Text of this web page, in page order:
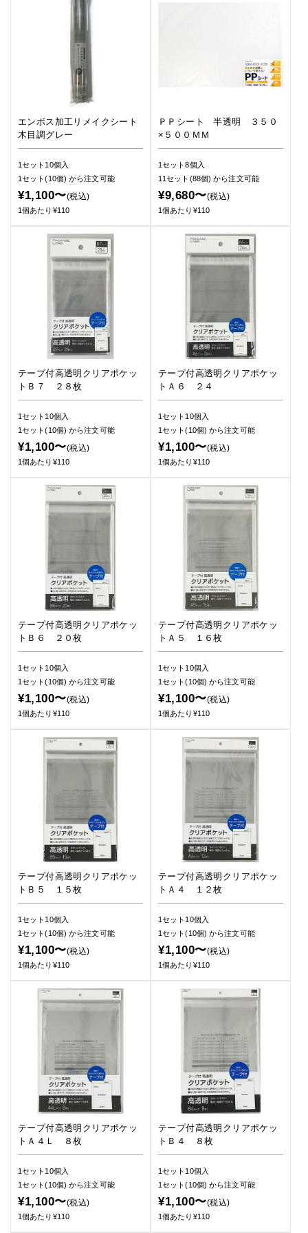
エンボス加工リメイクシート
木目調グレー
1セット10個入
1セット(10個)から注文可能
¥1,100〜(税込)
1個あたり¥110
ＰＰシート 半透明 ３５０
×５００ＭＭ
1セット8個入
11セット(88個)から注文可能
¥9,680〜(税込)
1個あたり¥110
テープ付高透明クリアポケッ
トＢ７ ２８枚
1セット10個入
1セット(10個)から注文可能
¥1,100〜(税込)
1個あたり¥110
テープ付高透明クリアポケッ
トＡ６ ２４
1セット10個入
1セット(10個)から注文可能
¥1,100〜(税込)
1個あたり¥110
テープ付高透明クリアポケッ
トＢ６ ２０枚
1セット10個入
1セット(10個)から注文可能
¥1,100〜(税込)
1個あたり¥110
テープ付高透明クリアポケッ
トＡ５ １６枚
1セット10個入
1セット(10個)から注文可能
¥1,100〜(税込)
1個あたり¥110
テープ付高透明クリアポケッ
トＢ５ １５枚
1セット10個入
1セット(10個)から注文可能
¥1,100〜(税込)
1個あたり¥110
テープ付高透明クリアポケッ
トＡ４ １２枚
1セット10個入
1セット(10個)から注文可能
¥1,100〜(税込)
1個あたり¥110
テープ付高透明クリアポケッ
トＡ４Ｌ ８枚
1セット10個入
1セット(10個)から注文可能
¥1,100〜(税込)
1個あたり¥110
テープ付高透明クリアポケッ
トＢ４ ８枚
1セット10個入
1セット(10個)から注文可能
¥1,100〜(税込)
1個あたり¥110